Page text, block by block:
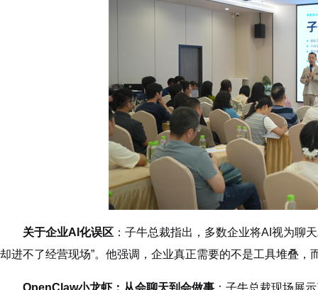
关于企业AI化误区 ：子牛总裁指出，多数企业将AI视为聊
却进不了经营现场”。他强调，企业真正需要的不是工具堆叠，
OpenClaw小龙虾：从会聊天到会做事 ：子牛总裁现场展